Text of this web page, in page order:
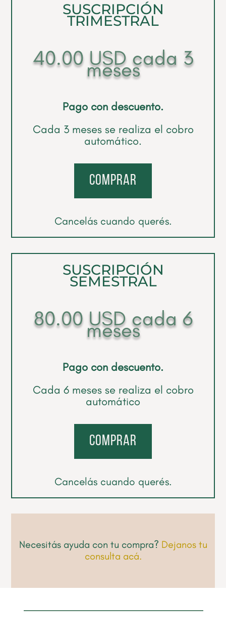
SUSCRIPCIÓN
TRIMESTRAL
40.00 USD cada 3
meses
Pago con descuento.
Cada 3 meses se realiza el cobro
automático.
comprar
Cancelás cuando querés.
SUSCRIPCIÓN
SEMESTRAL
80.00 USD cada 6
meses
Pago con descuento.
Cada 6 meses se realiza el cobro
automático
comprar
Cancelás cuando querés.
Necesitás ayuda con tu compra? Dejanos tu
consulta acá.